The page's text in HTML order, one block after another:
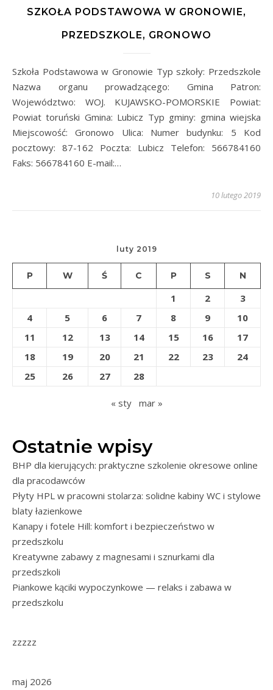
SZKOŁA PODSTAWOWA W GRONOWIE,
PRZEDSZKOLE, GRONOWO
Szkoła Podstawowa w Gronowie Typ szkoły: Przedszkole
Nazwa organu prowadzącego: Gmina Patron:
Województwo: WOJ. KUJAWSKO-POMORSKIE Powiat:
Powiat toruński Gmina: Lubicz Typ gminy: gmina wiejska
Miejscowość: Gronowo Ulica: Numer budynku: 5 Kod
pocztowy: 87-162 Poczta: Lubicz Telefon: 566784160
Faks: 566784160 E-mail:…
10 lutego 2019
luty 2019
P W Ś C P S N
1 2
3
4
5 6 7 8 9
10
11
12 13 14 15 16
17
18
19 20 21 22 23
24
25
26 27 28
« sty mar »
Ostatnie wpisy
BHP dla kierujących: praktyczne szkolenie okresowe online
dla pracodawców
Płyty HPL w pracowni stolarza: solidne kabiny WC i stylowe
blaty łazienkowe
Kanapy i fotele Hill: komfort i bezpieczeństwo w
przedszkolu
Kreatywne zabawy z magnesami i sznurkami dla
przedszkoli
Piankowe kąciki wypoczynkowe — relaks i zabawa w
przedszkolu
zzzzz
maj 2026